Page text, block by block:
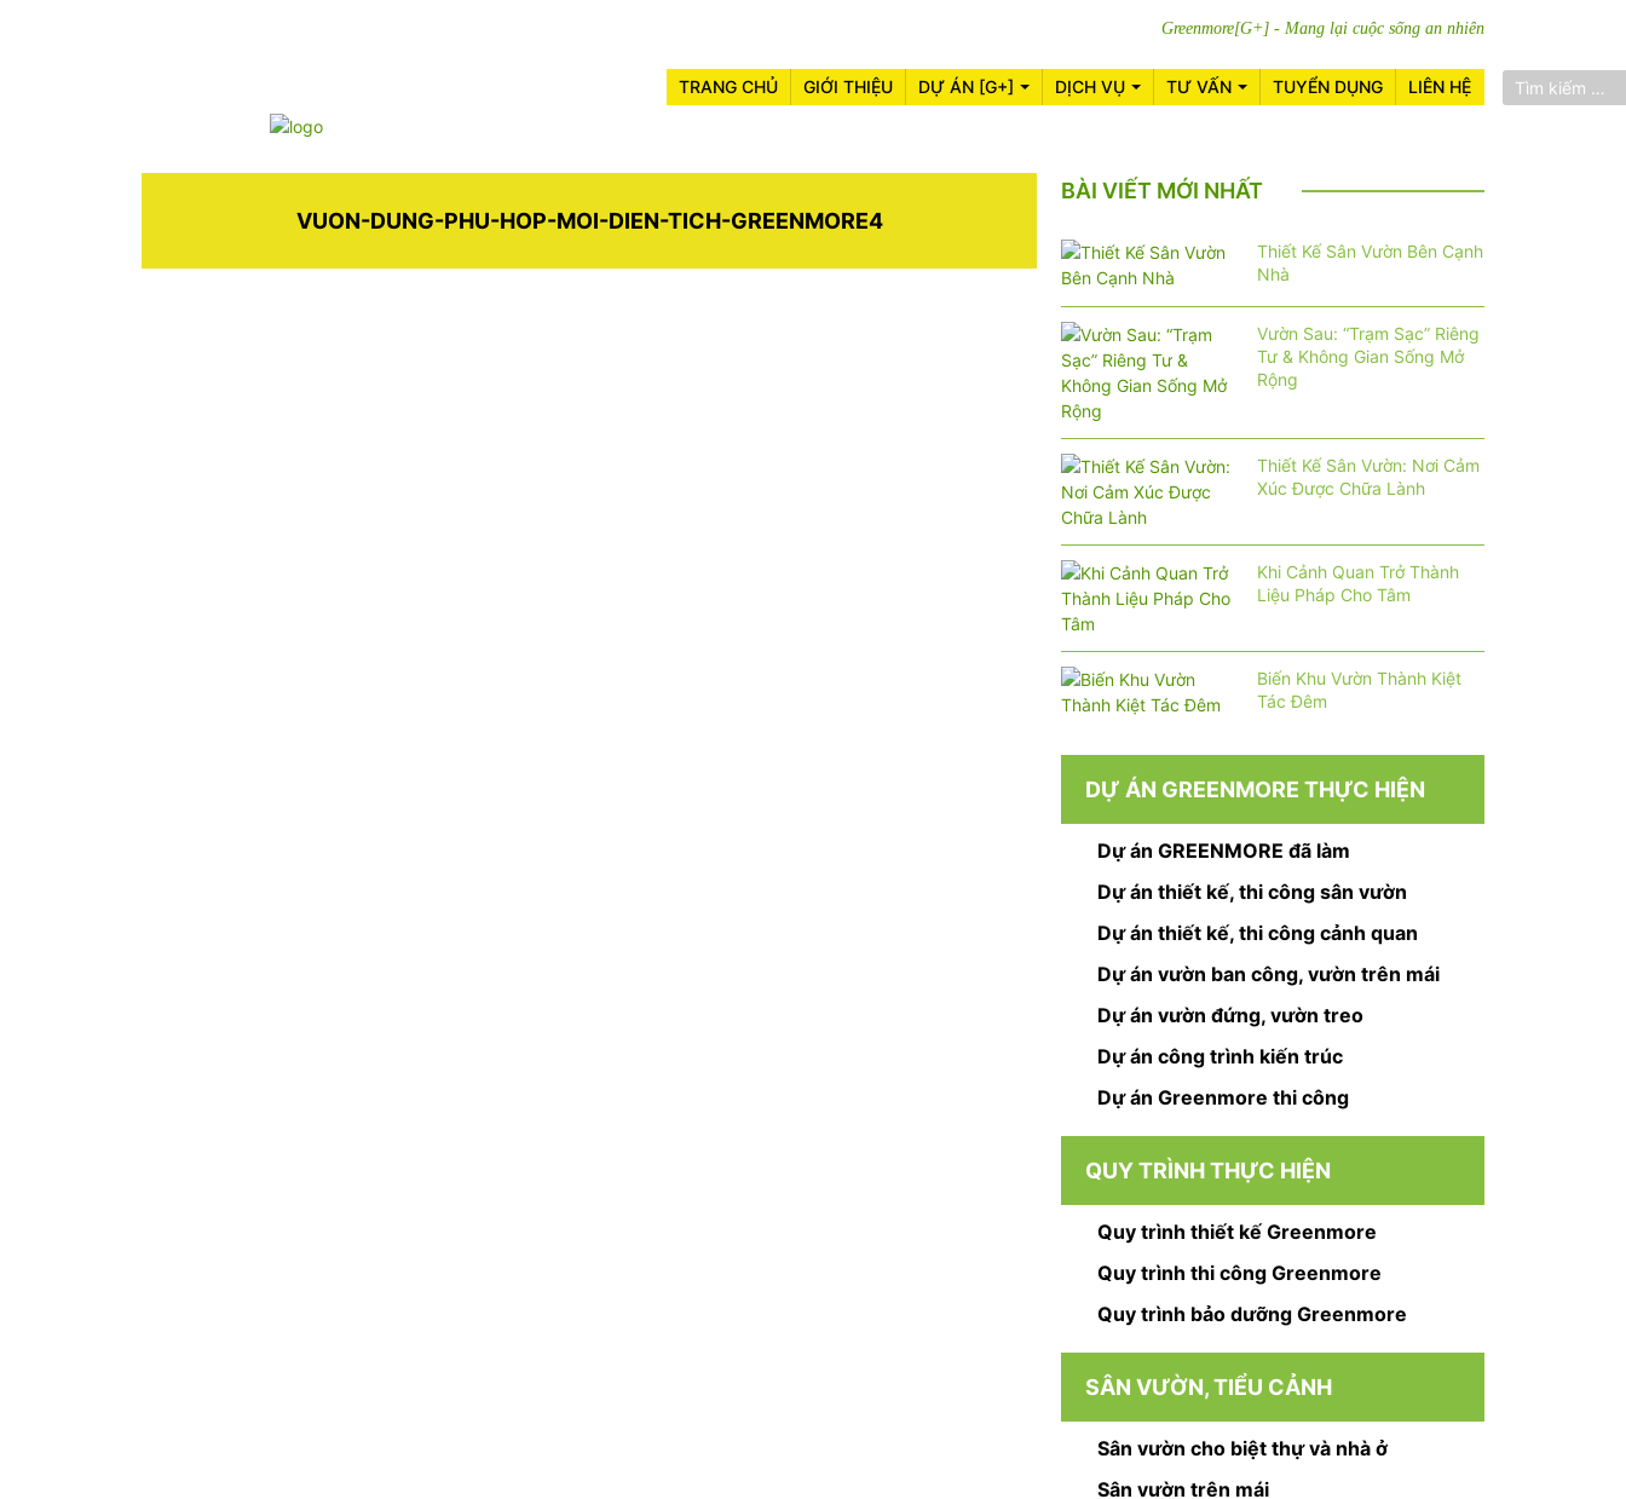
Greenmore[G+] - Mang lại cuộc sống an nhiên
TRANG CHỦ GIỚI THIỆU DỰ ÁN [G+] DỊCH VỤ TƯ VẤN TUYỂN DỤNG LIÊN HỆ
VUON-DUNG-PHU-HOP-MOI-DIEN-TICH-GREENMORE4
BÀI VIẾT MỚI NHẤT
Thiết Kế Sân Vườn Bên Cạnh
Nhà
Vườn Sau: “Trạm Sạc” Riêng
Tư & Không Gian Sống Mở
Rộng
Thiết Kế Sân Vườn: Nơi Cảm
Xúc Được Chữa Lành
Khi Cảnh Quan Trở Thành
Liệu Pháp Cho Tâm
Biến Khu Vườn Thành Kiệt
Tác Đêm
DỰ ÁN GREENMORE THỰC HIỆN
Dự án GREENMORE đã làm
Dự án thiết kế, thi công sân vườn
Dự án thiết kế, thi công cảnh quan
Dự án vườn ban công, vườn trên mái
Dự án vườn đứng, vườn treo
Dự án công trình kiến trúc
Dự án Greenmore thi công
QUY TRÌNH THỰC HIỆN
Quy trình thiết kế Greenmore
Quy trình thi công Greenmore
Quy trình bảo dưỡng Greenmore
SÂN VƯỜN, TIỂU CẢNH
Sân vườn cho biệt thự và nhà ở
Sân vườn trên mái